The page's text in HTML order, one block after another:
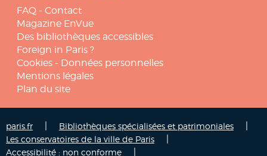
FAQ - Contact
Magazine EnVue
Des bibliothèques accessibles
Foreign in Paris ?
Cookies - Données personnelles
Mentions légales
Plan du site
paris.fr Bibliothèques spécialisées et patrimoniales
Les conservatoires de la ville de Paris
Accessibilité : non conforme